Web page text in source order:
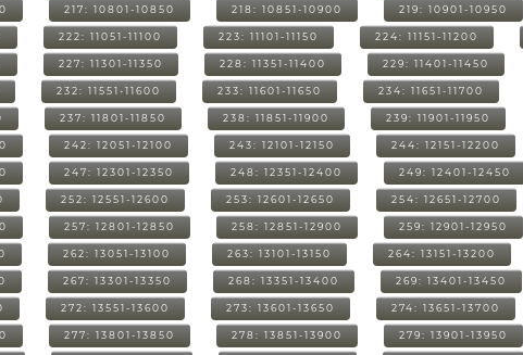
217: 10801-10850 218: 10851-10900 219: 10901-10950
222: 11051-11100 223: 11101-11150 224: 11151-11200
227: 11301-11350 228: 11351-11400 229: 11401-11450
232: 11551-11600 233: 11601-11650 234: 11651-11700
237: 11801-11850 238: 11851-11900 239: 11901-11950
242: 12051-12100 243: 12101-12150 244: 12151-12200
247: 12301-12350 248: 12351-12400 249: 12401-12450
252: 12551-12600 253: 12601-12650 254: 12651-12700
257: 12801-12850 258: 12851-12900 259: 12901-12950
262: 13051-13100 263: 13101-13150 264: 13151-13200
267: 13301-13350 268: 13351-13400 269: 13401-13450
272: 13551-13600 273: 13601-13650 274: 13651-13700
277: 13801-13850 278: 13851-13900 279: 13901-13950